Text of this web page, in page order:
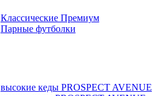
Классические Премиум
Парные футболки
высокие кеды PROSPECT AVENUE